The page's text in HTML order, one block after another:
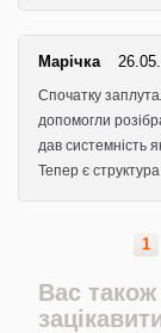
Марічка
Спочатку
допомогли
дав системність
Тепер є
1
Вас